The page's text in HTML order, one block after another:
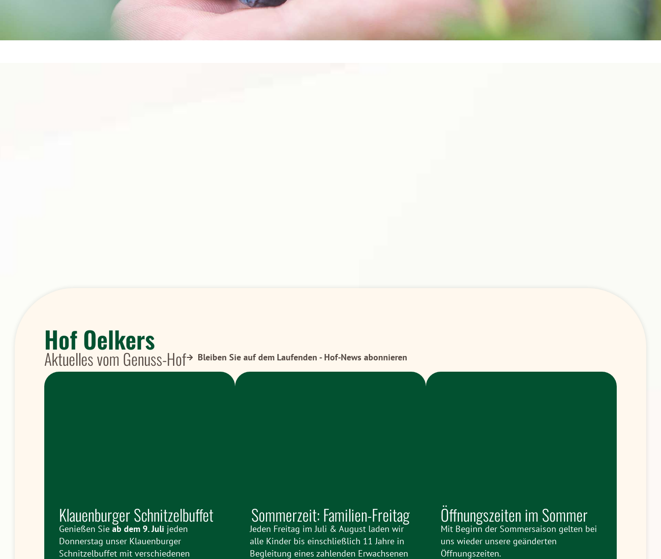
Hof Oelkers
Aktuelles vom Genuss-Hof Bleiben Sie auf dem Laufenden - Hof-News abonnieren
Klauenburger Schnitzelbuffet
Genießen Sie ab dem 9. Juli jeden
Donnerstag unser Klauenburger
Schnitzelbuffet mit verschiedenen
Sommerzeit: Familien-Freitag
Jeden Freitag im Juli & August laden wir
alle Kinder bis einschließlich 11 Jahre in
Begleitung eines zahlenden Erwachsenen
Öffnungszeiten im Sommer
Mit Beginn der Sommersaison gelten bei
uns wieder unsere geänderten
Öffnungszeiten.